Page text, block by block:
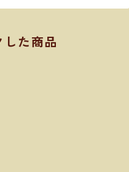
た商品